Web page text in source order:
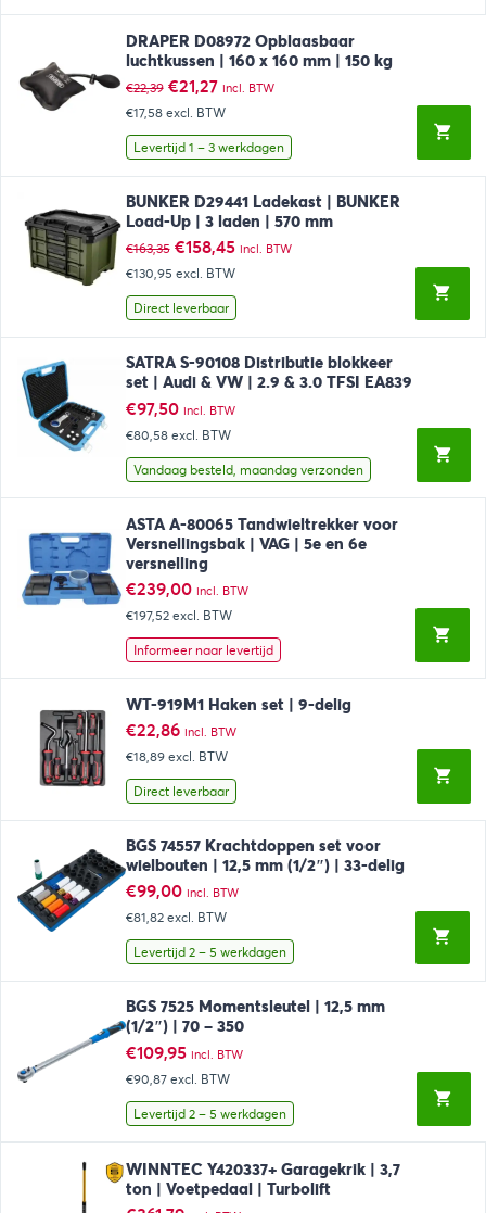
DRAPER D08972 Opblaasbaar
luchtkussen | 160 x 160 mm | 150 kg
€22,39 Oorspronkelijke
prijs
was:
€22,39.
€21,27Huidige
prijs
is:
€21,27.
incl. BTW
€17,58 excl. BTW
Levertijd 1 – 3 werkdagen
BUNKER D29441 Ladekast | BUNKER
Load-Up | 3 laden | 570 mm
€163,35 Oorspronkelijke
prijs
was:
€163,35.
€158,45Huidige
prijs
is:
€158,45.
incl. BTW
€130,95 excl. BTW
Direct leverbaar
SATRA S-90108 Distributie blokkeer
set | Audi & VW | 2.9 & 3.0 TFSI EA839
€97,50 incl. BTW
€80,58 excl. BTW
Vandaag besteld, maandag verzonden
ASTA A-80065 Tandwieltrekker voor
Versnellingsbak | VAG | 5e en 6e
versnelling
€239,00 incl. BTW
€197,52 excl. BTW
Informeer naar levertijd
WT-919M1 Haken set | 9-delig
€22,86 incl. BTW
€18,89 excl. BTW
Direct leverbaar
BGS 74557 Krachtdoppen set voor
wielbouten | 12,5 mm (1/2″) | 33-delig
€99,00 incl. BTW
€81,82 excl. BTW
Levertijd 2 – 5 werkdagen
BGS 7525 Momentsleutel | 12,5 mm
(1/2″) | 70 – 350
€109,95 incl. BTW
€90,87 excl. BTW
Levertijd 2 – 5 werkdagen
WINNTEC Y420337+ Garagekrik | 3,7
ton | Voetpedaal | Turbolift